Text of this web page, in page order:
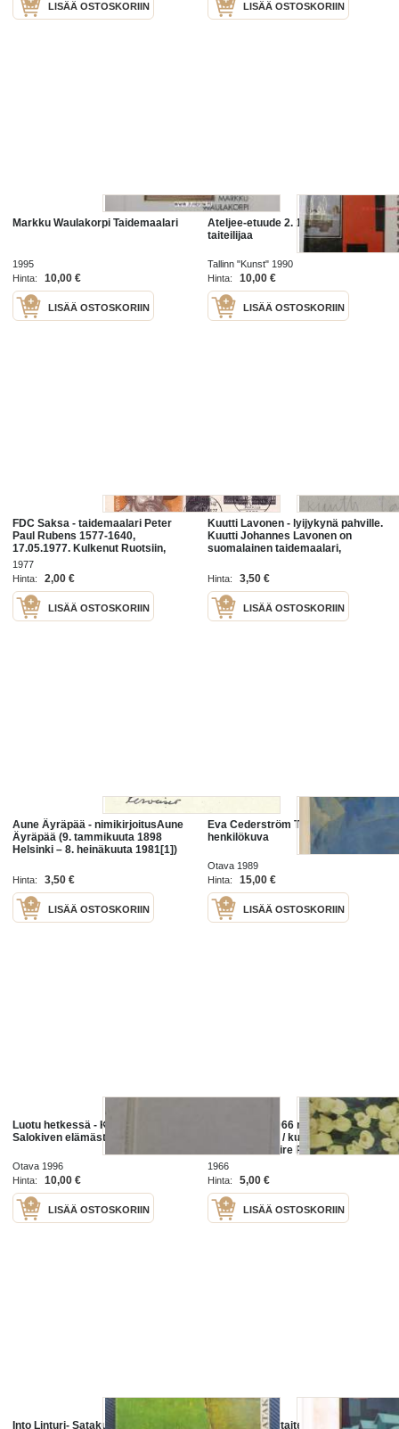
LISÄÄ OSTOSKORIIN LISÄÄ OSTOSKORIIN
Markku Waulakorpi Taidemaalari
1995
Hinta:
10,00 €
LISÄÄ OSTOSKORIIN
Ateljee-etuude 2. 15 Virolaista
taiteilijaa
Tallinn "Kunst" 1990
Hinta:
10,00 €
LISÄÄ OSTOSKORIIN
FDC Saksa - taidemaalari Peter
Paul Rubens 1577-1640,
17.05.1977. Kulkenut Ruotsiin,
avattu yläreunasta. 3 x 30 Pf.
1977
Hinta:
2,00 €
LISÄÄ OSTOSKORIIN
Kuutti Lavonen - lyijykynä pahville.
Kuutti Johannes Lavonen on
suomalainen taidemaalari,
professori
Hinta: 3,50 €
LISÄÄ OSTOSKORIIN
Aune Äyräpää - nimikirjoitusAune
Äyräpää (9. tammikuuta 1898
Helsinki – 8. heinäkuuta 1981[1])
sai
Hinta: 3,50 €
LISÄÄ OSTOSKORIIN
Eva Cederström Taiteilijan
henkilökuva
Otava 1989
Hinta:
15,00 €
LISÄÄ OSTOSKORIIN
Luotu hetkessä - Kuvia Santeri
Salokiven elämästä
Otava 1996
Hinta:
10,00 €
LISÄÄ OSTOSKORIIN
Kaunis Koti 1966 nr 4, sis. mm.
seur. artikkelit / kuvat / mainokset;
Kansikuva Maire Revell ja Claire
Aho, Taidemaalari Kauko Lehtinen,
Uima-allas yleistyvää
1966
Hinta:
5,00 €
LISÄÄ OSTOSKORIIN
Into Linturi- Satakuntalainen Kaksi esitettä taiteilija-